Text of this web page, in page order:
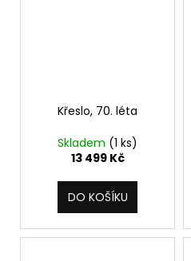
Křeslo, 70. léta
Skladem (1 ks)
13 499 Kč
DO KOŠÍKU